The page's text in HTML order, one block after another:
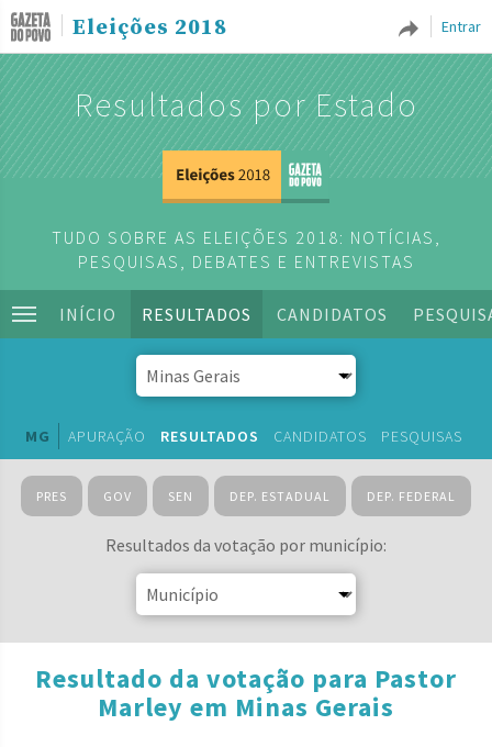
Entrar
Eleições 2018
Resultados por Estado
TUDO SOBRE AS ELEIÇÕES 2018: NOTÍCIAS,
PESQUISAS, DEBATES E ENTREVISTAS
INÍCIO RESULTADOS CANDIDATOS
MG APURAÇÃO RESULTADOS CANDIDATOS PESQUISAS
PRES GOV SEN DEP. ESTADUAL DEP. FEDERAL
Resultados da votação por município:
Resultado da votação para Pastor
Marley em Minas Gerais